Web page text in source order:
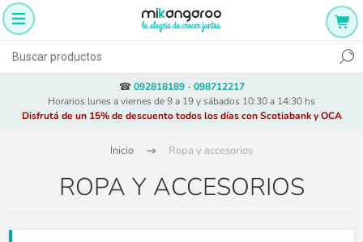
☎ 092818189- 098712217
Horarios lunes a viernes de 9 a 19 y sábados 10:30 a 14:30 hs
Disfrutá de un 15% de descuento todos los días con Scotiabank y OCA
Inicio Ropa y accesorios
ROPA Y ACCESORIOS